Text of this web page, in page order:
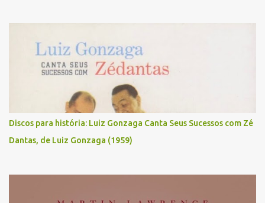
Discos para história: Luiz Gonzaga Canta Seus Sucessos com Zé
Dantas, de Luiz Gonzaga (1959)